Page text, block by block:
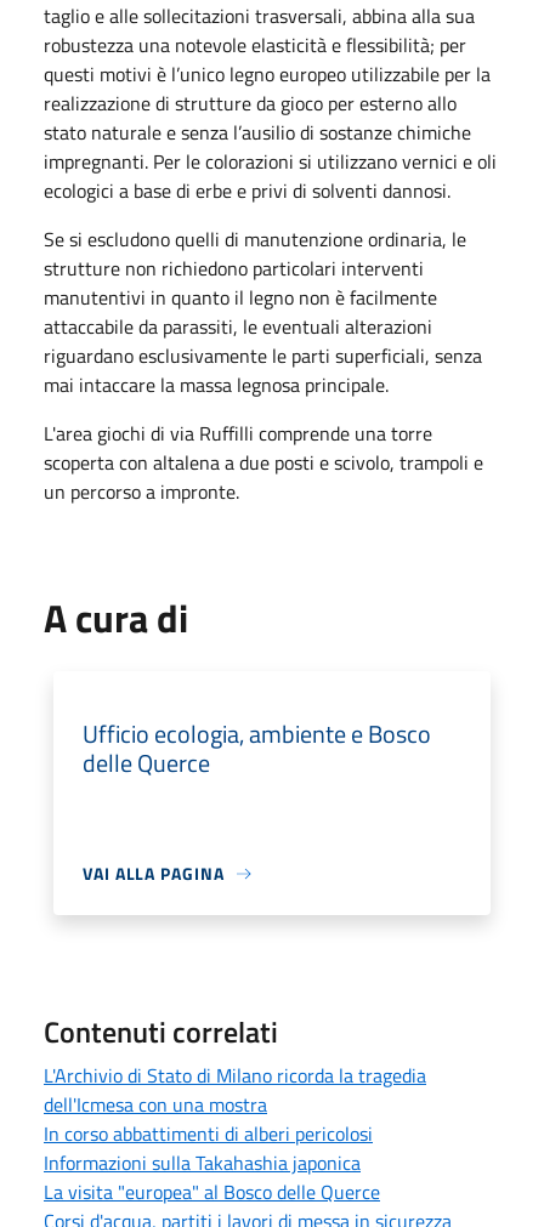
taglio e alle sollecitazioni trasversali, abbina alla sua
robustezza una notevole elasticità e flessibilità; per
questi motivi è l’unico legno europeo utilizzabile per la
realizzazione di strutture da gioco per esterno allo
stato naturale e senza l’ausilio di sostanze chimiche
impregnanti. Per le colorazioni si utilizzano vernici e oli
ecologici a base di erbe e privi di solventi dannosi.
Se si escludono quelli di manutenzione ordinaria, le
strutture non richiedono particolari interventi
manutentivi in quanto il legno non è facilmente
attaccabile da parassiti, le eventuali alterazioni
riguardano esclusivamente le parti superficiali, senza
mai intaccare la massa legnosa principale.
L'area giochi di via Ruffilli comprende una torre
scoperta con altalena a due posti e scivolo, trampoli e
un percorso a impronte.
A cura di
Ufficio ecologia, ambiente e Bosco
delle Querce
VAI ALLA PAGINA
Contenuti correlati
L'Archivio di Stato di Milano ricorda la tragedia
dell'Icmesa con una mostra
In corso abbattimenti di alberi pericolosi
Informazioni sulla Takahashia japonica
La visita "europea" al Bosco delle Querce
Corsi d'acqua, partiti i lavori di messa in sicurezza